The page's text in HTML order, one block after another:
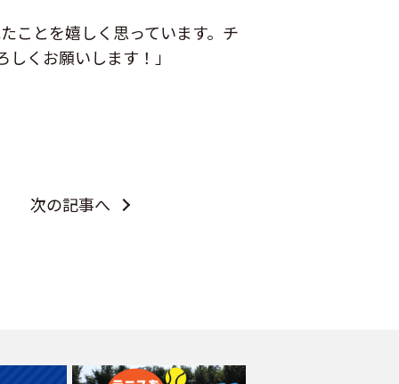
ことを嬉しく思っています。チ
くお願いします！」
次の記事へ